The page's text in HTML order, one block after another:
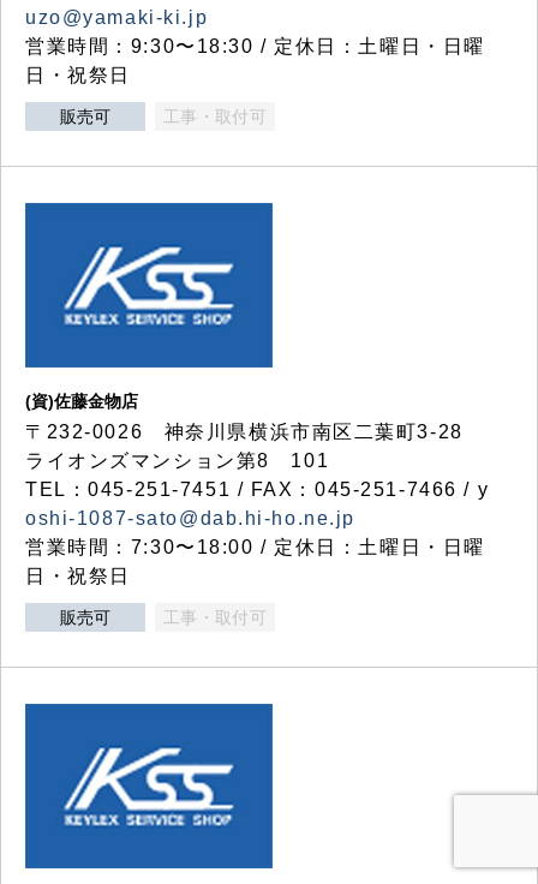
uzo@yamaki-ki.jp
営業時間：9:30〜18:30 / 定休日：土曜日・日曜
日・祝祭日
販売可 工事・取付可
(資)佐藤金物店
〒232-0026 神奈川県横浜市南区二葉町3-28
ライオンズマンション第8 101
TEL：045-251-7451 / FAX：045-251-7466 / y
oshi-1087-sato@dab.hi-ho.ne.jp
営業時間：7:30〜18:00 / 定休日：土曜日・日曜
日・祝祭日
販売可 工事・取付可